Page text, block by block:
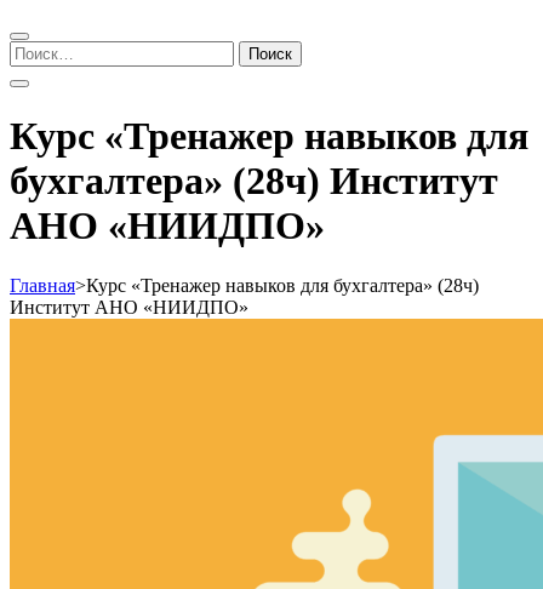
Найти:
Курс «Тренажер навыков для
бухгалтера» (28ч) Институт
АНО «НИИДПО»
Главная>Курс «Тренажер навыков для бухгалтера» (28ч)
Институт АНО «НИИДПО»